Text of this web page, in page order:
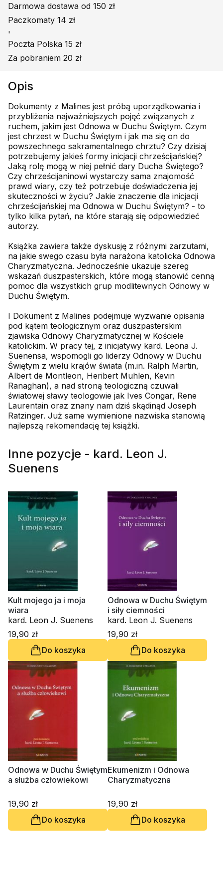
Darmowa dostawa od 150 zł
Paczkomaty 14 zł
'
Poczta Polska 15 zł
Za pobraniem 20 zł
Opis
Dokumenty z Malines jest próbą uporządkowania i
przybliżenia najważniejszych pojęć związanych z
ruchem, jakim jest Odnowa w Duchu Świętym. Czym
jest chrzest w Duchu Świętym i jak ma się on do
powszechnego sakramentalnego chrztu? Czy dzisiaj
potrzebujemy jakieś formy inicjacji chrześcijańskiej?
Jaką rolę mogą w niej pełnić dary Ducha Świętego?
Czy chrześcijaninowi wystarczy sama znajomość
prawd wiary, czy też potrzebuje doświadczenia jej
skuteczności w życiu? Jakie znaczenie dla inicjacji
chrześcijańskiej ma Odnowa w Duchu Świętym? - to
tylko kilka pytań, na które starają się odpowiedzieć
autorzy.
Książka zawiera także dyskusję z różnymi zarzutami,
na jakie swego czasu była narażona katolicka Odnowa
Charyzmatyczna. Jednocześnie ukazuje szereg
wskazań duszpasterskich, które mogą stanowić cenną
pomoc dla wszystkich grup modlitewnych Odnowy w
Duchu Świętym.
I Dokument z Malines podejmuje wyzwanie opisania
pod kątem teologicznym oraz duszpasterskim
zjawiska Odnowy Charyzmatycznej w Kościele
katolickim. W pracy tej, z inicjatywy kard. Leona J.
Suenensa, wspomogli go liderzy Odnowy w Duchu
Świętym z wielu krajów świata (m.in. Ralph Martin,
Albert de Montleon, Heribert Muhlen, Kevin
Ranaghan), a nad stroną teologiczną czuwali
światowej sławy teologowie jak Ives Congar, Rene
Laurentain oraz znany nam dziś skądinąd Joseph
Ratzinger. Już same wymienione nazwiska stanowią
najlepszą rekomendację tej książki.
Inne pozycje - kard. Leon J.
Suenens
Kult mojego ja i moja
wiara
kard. Leon J. Suenens
19,90 zł
Do koszyka
Odnowa w Duchu Świętym
i siły ciemności
kard. Leon J. Suenens
19,90 zł
Do koszyka
Odnowa w Duchu Świętym
a służba człowiekowi
19,90 zł
Do koszyka
Ekumenizm i Odnowa
Charyzmatyczna
19,90 zł
Do koszyka